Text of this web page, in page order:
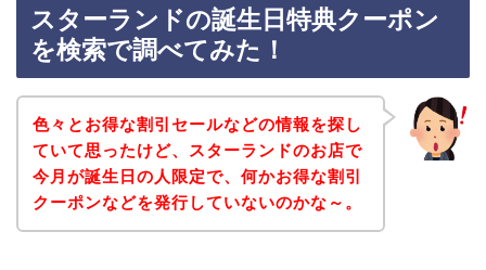
スターランドの誕生日特典クーポン
を検索で調べてみた！
色々とお得な割引セールなどの情報を探し
ていて思ったけど、スターランドのお店で
今月が誕生日の人限定で、何かお得な割引
クーポンなどを発行していないのかな～。